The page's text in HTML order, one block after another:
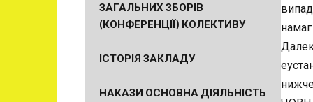
ЗАГАЛЬНИХ ЗБОРІВ
(КОНФЕРЕНЦІЇ) КОЛЕКТИВУ
ІСТОРІЯ ЗАКЛАДУ
НАКАЗИ ОСНОВНА ДІЯЛЬНІСТЬ